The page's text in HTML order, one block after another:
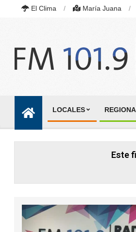
El Clima María Juana
RADIO
JUANA
FM
SANTA
Primary
Navigation
Menu
LOCALES
Este